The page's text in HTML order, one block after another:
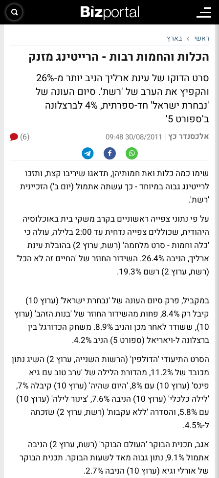
ראשי בארץ
הכלות והחמות רבות - הרייטינג מזנק
סרט הדוקו של עינת ארליך הניב יותר מ-26%
והקפיץ את הערב של 'רשת'. סיום העונה של
'נבחרת ישראל' חד-ספרתית, 4% לברצלונה
ב'ספורט 5'
אלכסנדר כץ |
30/08/2011 09:48
(6)
שימו כמה כלות ואת חמותיהן, תדאגו שיריבו קצת, ותזכו
לרייטינג גבוה במיוחד - כך עשתה אתמול (יום ב') הזכיינית
'רשת'.
על פי נתוני צפייה ראשוניים בקרב משקי בית באוכלוסיה
היהודית, שכוללים צפייה נדחית עד 2:00 בלילה, עולה כי
'כלה וחמות - סרט מלחמה' (רשת, ערוץ 2) בהובלת עינת
ארליך, הניבה 26.4%. השידור החוזר של 'החיים זה לא הכל'
(רשת, ערוץ 2) רשם 19.3%.
במקביל, פרק סיום העונה של 'נבחרת ישראל' (ערוץ 10)
קיבל רק 8.4%, פחות מהשידור החוזר של 'בנות הזהב' (ערוץ
10), ששודר לאחר מכן והניב 8.9%. משחק הכדורגל בין
ברצלונה ל-ויאריאל (ספורט 5) הניב 4.2%.
הסרט התיעודי 'הדולפין' (הרשות השנייה, ערוץ 2) השיג נתון
מכובד של 11.2%, מהדורת הלילה של 'ערב טוב עם גיא
פינס' (ערוץ 10) עם 8%, 'היום שהיה' (ערוץ 10) קיבלה 7%,
'לילה כלכלי' (ערוץ 10) הניבה 7.6%, 'צינור לילה' (ערוץ 10)
עם 5.8%, והסדרה 'ללא עקבות' (רשת, ערוץ 2) שזכתה
ל-4.5%.
אגב, תכנית הבוקר 'העולם הבוקר' (רשת, ערוץ 2) הניבה
אתמול 9.1%, נתון גבוה מאד לשעות הבוקר. תכנית הבוקר
של אורלי וגיא (ערוץ 10) הניבה 2.7%.